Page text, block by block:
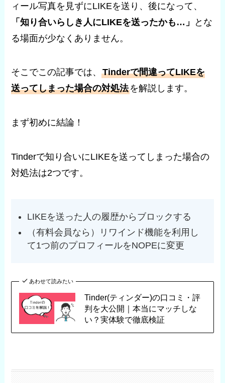
ィール写真を見ずにLIKEを送り、後になって、
「知り合いらしき人にLIKEを送ったかも…」
とな
る場面が少なくありません。
そこでこの記事では、Tinderで間違ってLIKEを
送ってしまった場合の対処法を解説します。
まず初めに結論！
Tinderで知り合いにLIKEを送ってしまった場合の
対処法は2つです。
LIKEを送った人の履歴からブロックする
（有料会員なら）リワインド機能を利用し
て1つ前のプロフィールをNOPEに変更
あわせて読みたい
Tinder(ティンダー)の口コミ・評
判を大公開｜本当にマッチしな
い？実体験で徹底検証